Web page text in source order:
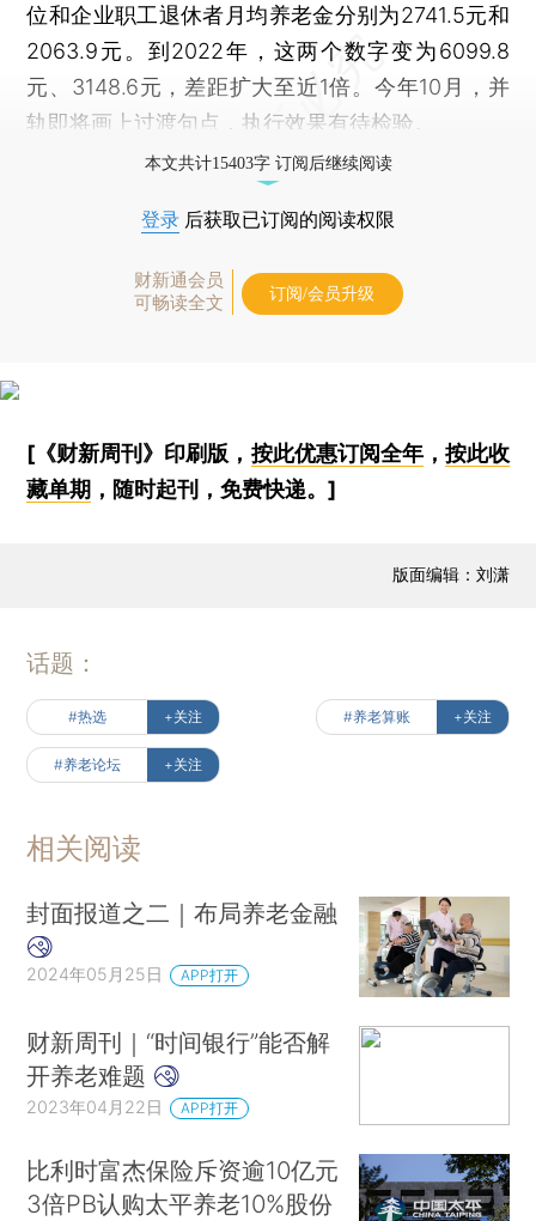
位和企业职工退休者月均养老金分别为2741.5元和
2063.9元。到2022年，这两个数字变为6099.8
元、3148.6元，差距扩大至近1倍。今年10月，并
轨即将画上过渡句点，执行效果有待检验。
本文共计15403字 订阅后继续阅读
登录 后获取已订阅的阅读权限
财新通会员
可畅读全文
订阅/会员升级
[《财新周刊》印刷版， 按此优惠订阅全年， 按此收
藏单期 ，随时起刊，免费快递。]
版面编辑：刘潇
话题：
#热选 +关注 #养老算账 +关注
#养老论坛 +关注
相关阅读
封面报道之二｜布局养老金融
2024年05月25日 APP打开
财新周刊｜“时间银行”能否解
开养老难题
2023年04月22日 APP打开
比利时富杰保险斥资逾10亿元
3倍PB认购太平养老10%股份